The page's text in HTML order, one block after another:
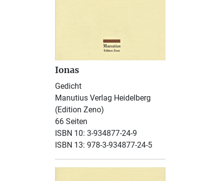
Ionas
Gedicht
Manutius Verlag Heidelberg
(Edition Zeno)
66 Seiten
ISBN 10: 3-934877-24-9
ISBN 13: 978-3-934877-24-5